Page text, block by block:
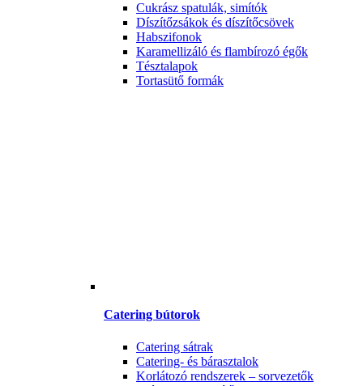
Cukrász spatulák, simítók
Díszítőzsákok és díszítőcsövek
Habszifonok
Karamellizáló és flambírozó égők
Tésztalapok
Tortasütő formák
Catering bútorok
Catering sátrak
Catering- és bárasztalok
Korlátozó rendszerek – sorvezetők